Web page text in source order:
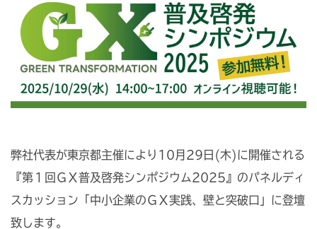
弊社代表が東京都主催により10月29日(木)に開催される
『第１回ＧＸ普及啓発シンポジウム2025』のパネルディ
スカッション「中小企業のＧＸ実践、壁と突破口」に登壇
致します。